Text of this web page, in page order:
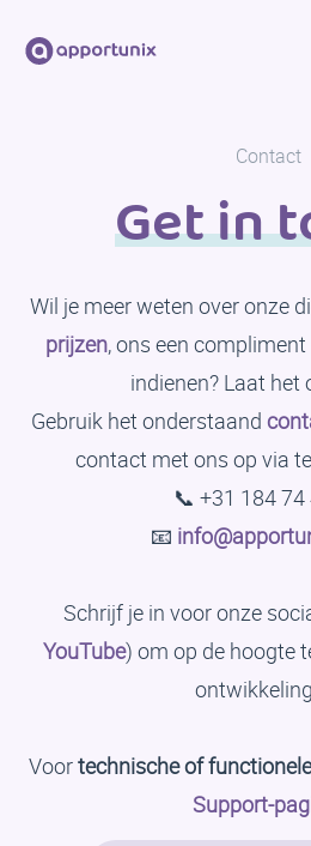
Contact
Get in
Wil je meer weten over onze
prijzen, ons een
indienen? Laat het
Gebruik het onderstaand
contact met ons op via
📞 +31 184
📧
Schrijf je in voor onze
YouTube) om op de hoogte
Voortechnische of
Support-